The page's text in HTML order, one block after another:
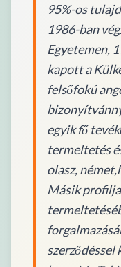
95%-os
1986-ban
Egyetemen,
kapott a
felsőfokú
egyik fő
termeltetés
olasz,
Másik
szerződéssel